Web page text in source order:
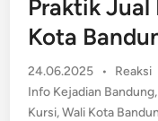
Praktik Jual
Kota
24.06.2025 •
Posted
in
Reaksi
Info Kejadian Bandung,
Kursi,Wali Kota